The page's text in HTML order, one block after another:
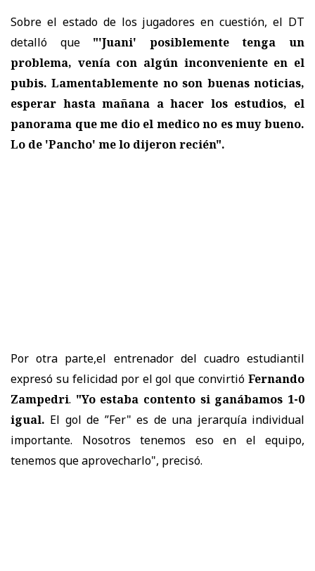
Sobre el estado de los jugadores en cuestión, el DT
detalló que "'Juani' posiblemente tenga un
problema, venía con algún inconveniente en el
pubis. Lamentablemente no son buenas noticias,
esperar hasta mañana a hacer los estudios, el
panorama que me dio el medico no es muy bueno.
Lo de 'Pancho' me lo dijeron recién".
Por otra parte,el entrenador del cuadro estudiantil
expresó su felicidad por el gol que convirtió Fernando
Zampedri. "Yo estaba contento si ganábamos 1-0
igual. El gol de ”Fer" es de una jerarquía individual
importante. Nosotros tenemos eso en el equipo,
tenemos que aprovecharlo", precisó.